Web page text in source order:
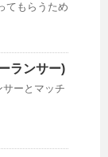
てもらうため
ランサー)
ーとマッチ